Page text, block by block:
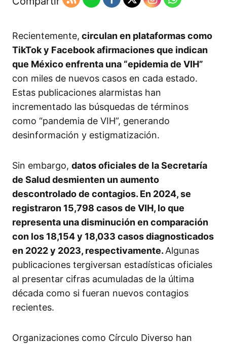
Recientemente, circulan en plataformas como
TikTok y Facebook afirmaciones que indican
que México enfrenta una “epidemia de VIH”
con miles de nuevos casos en cada estado.
Estas publicaciones alarmistas han
incrementado las búsquedas de términos
como “pandemia de VIH”, generando
desinformación y estigmatización.
Sin embargo, datos oficiales de la Secretaría
de Salud desmienten un aumento
descontrolado de contagios. En 2024, se
registraron 15,798 casos de VIH, lo que
representa una disminución en comparación
con los 18,154 y 18,033 casos diagnosticados
en 2022 y 2023, respectivamente.Algunas
publicaciones tergiversan estadísticas oficiales
al presentar cifras acumuladas de la última
década como si fueran nuevos contagios
recientes.
Organizaciones como Círculo Diverso han